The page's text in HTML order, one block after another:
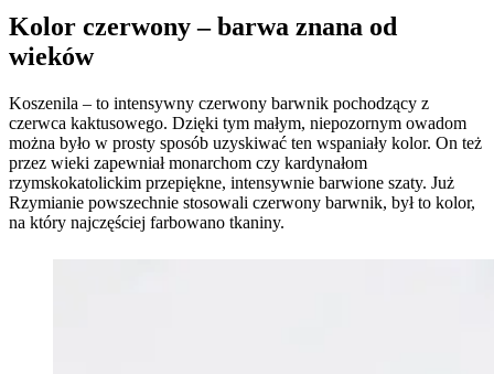
Kolor czerwony – barwa znana od
wieków
Koszenila – to intensywny czerwony barwnik pochodzący z
czerwca kaktusowego. Dzięki tym małym, niepozornym owadom
można było w prosty sposób uzyskiwać ten wspaniały kolor. On też
przez wieki zapewniał monarchom czy kardynałom
rzymskokatolickim przepiękne, intensywnie barwione szaty. Już
Rzymianie powszechnie stosowali czerwony barwnik, był to kolor,
na który najczęściej farbowano tkaniny.